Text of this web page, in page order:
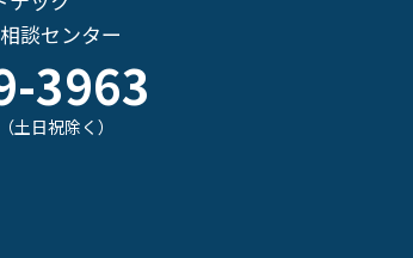
談センター
3963
土日祝除く）